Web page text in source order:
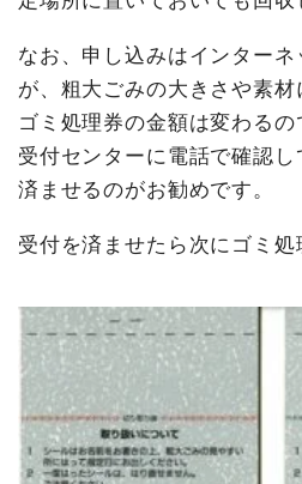
なお、申し込みはインター
が、粗大ごみの大きさや素
ゴミ処理券の金額は変わる
受付センターに電話で確認
済ませるのがお勧めです。
受付を済ませたら次にゴミ処